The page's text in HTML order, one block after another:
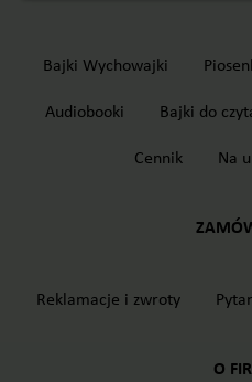
Bajki Wychowajki
Audiobooki Bajki do
Cennik Na
Reklamacje i zwroty
O